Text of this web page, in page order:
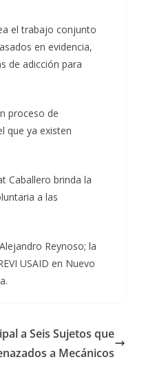
el trabajo conjunto
en evidencia,
de adicción para
proceso de
que ya existen
Caballero brinda la
a las
Reynoso; la
USAID en Nuevo
a Seis Sujetos que
a Mecánicos